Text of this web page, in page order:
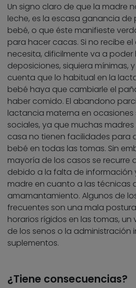
Un signo claro de que la madre
leche, es la escasa ganancia de
bebé, o que éste manifieste
para hacer cacas. Si no recibe
necesita, dificilmente va a poder
deposiciones, siquiera mínimas,
cuenta que lo habitual en la
bebé haya que cambiarle el
haber comido. El abandono
lactancia materna en ocasiones
sociales, ya que muchas
casa no tienen facilidades para
bebé en todas las tomas. Sin
mayoría de los casos se recurre
debido a la falta de información
madre en cuanto a las técnicas
amamantamiento. Algunos de
frecuentes son una mala
horarios rígidos en las tomas,
de los senos o la administración
suplementos.
¿Tiene consecuencias?